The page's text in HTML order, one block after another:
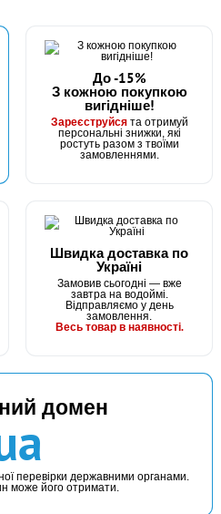
В наявності
1 шт.
- 600
До -15%
З кожною покупкою
вигідніше!
Зареєструйсята отримуй
персональні знижки, які
ростуть разом з твоїми
замовленнями.
Швидка доставка по
Україні
Замовив сьогодні — вже
завтра на водоймі.
Відправляємо у день
замовлення.
Весь товар в наявності.
домен
перевірки державними органами.
може його отримати.